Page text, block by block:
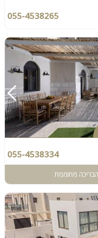
055-4538265
055-4538334
הבריכה מחוממת